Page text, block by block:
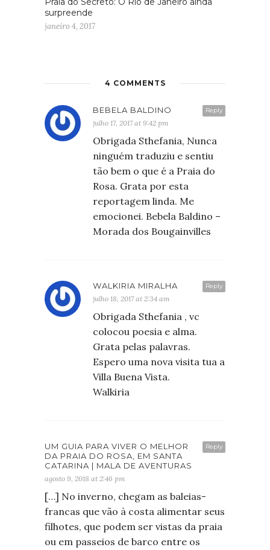
surpreende
janeiro 4, 2017
4 COMMENTS
Reply
BEBELA BALDINO
julho 17, 2017 at 9:42 pm
Obrigada Sthefania, Nunca
ninguém traduziu e sentiu
tão bem o que é a Praia do
Rosa. Grata por esta
reportagem linda. Me
emocionei. Bebela Baldino –
Morada dos Bougainvilles
Reply
WALKIRIA MIRALHA
julho 18, 2017 at 2:34 am
Obrigada Sthefania , vc
colocou poesia e alma.
Grata pelas palavras.
Espero uma nova visita tua a
Villa Buena Vista.
Walkiria
Reply
UM GUIA PARA VIVER O MELHOR
DA PRAIA DO ROSA, EM SANTA
CATARINA | MALA DE AVENTURAS
agosto 9, 2018 at 2:46 pm
[…] No inverno, chegam as baleias-
francas que vão à costa alimentar seus
filhotes, que podem ser vistas da praia
ou em passeios de barco entre os